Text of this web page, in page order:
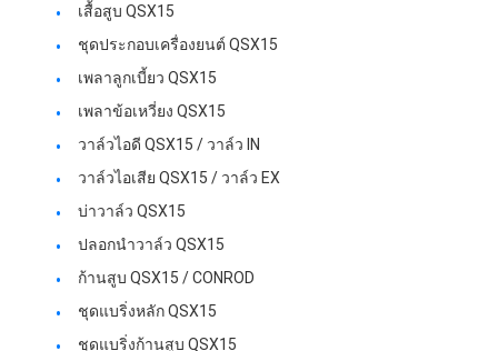
ติดต่อเรา
ข่าว
กรณี
พูดคุยกันตอนนี้
อะไหล่เครื่องยนต์ KOMATSU
ชิ้นส่วนเครื่องยนต์ Caterpillar
เสื้อสูบ QSX15
ชุดประกอบเครื่องยนต์ QSX15
เพลาลูกเบี้ยว QSX15
เพลาข้อเหวี่ยง QSX15
วาล์วไอดี QSX15 / วาล์ว IN
วาล์วไอเสีย QSX15 / วาล์ว EX
บ่าวาล์ว QSX15
ปลอกนำวาล์ว QSX15
ก้านสูบ QSX15 / CONROD
ชุดแบริ่งหลัก QSX15
ชุดแบริ่งก้านสูบ QSX15